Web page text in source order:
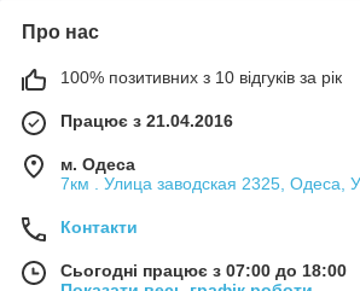
Про нас
100% позитивних з 10 відгуків за рік
Працює з 21.04.2016
м. Одеса
7км . Улица заводская 2325, Одеса,
Контакти
Сьогодні працює з 07:00 до 18:00